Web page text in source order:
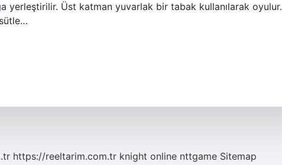
yerleştirilir. Üst katman yuvarlak bir tabak kullanılarak oyulur.
https://reeltarim.com.tr knight online nttgame Sitemap